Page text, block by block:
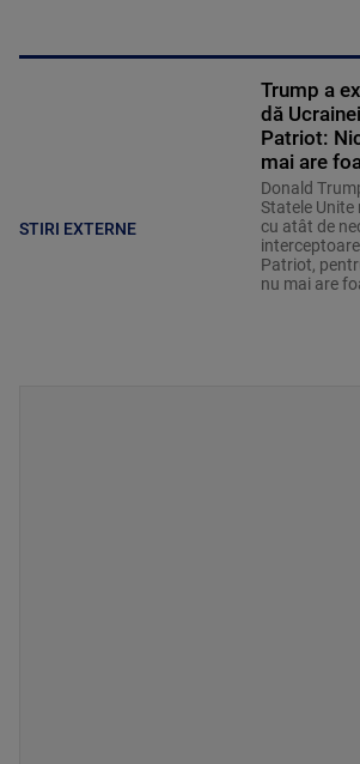
STIRI EXTERNE
Trump a
dă
Patriot:
mai are
Donald
Statele
cu atât de
Patriot,
nu mai are